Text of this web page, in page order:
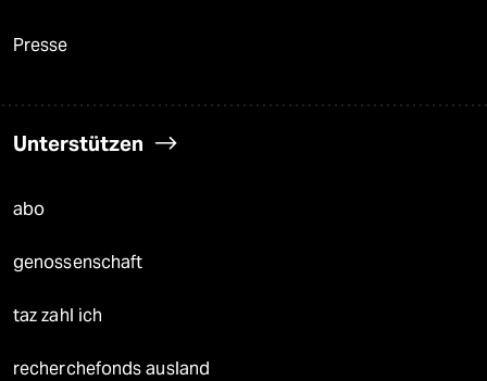
Presse
Unterstützen
abo
genossenschaft
taz zahl ich
recherchefonds ausland